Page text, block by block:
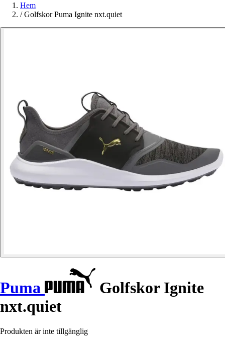
Hem
/ Golfskor Puma Ignite nxt.quiet
Puma
Golfskor Ignite
nxt.quiet
Produkten är inte tillgänglig